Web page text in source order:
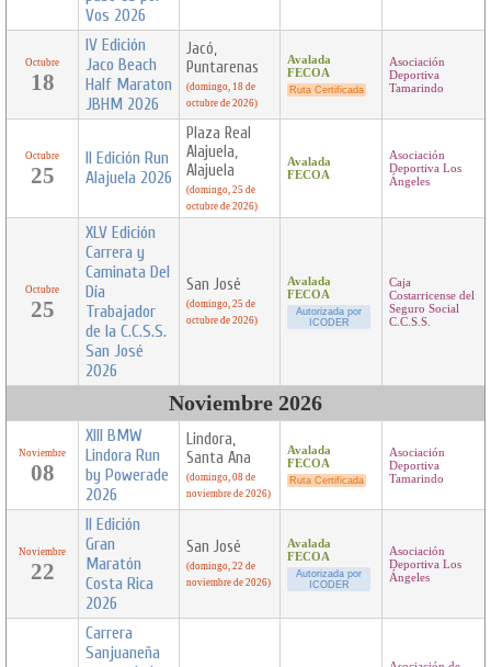
Vos 2026
Octubre
18
IV Edición
Jaco Beach
Half Maraton
JBHM 2026
Jacó,
Puntarenas
(domingo, 18 de
octubre de 2026)
Avalada
FECOA
Ruta Certificada
Asociación
Deportiva
Tamarindo
Octubre
25
II Edición Run
Alajuela 2026
Plaza Real
Alajuela,
Alajuela
(domingo, 25 de
octubre de 2026)
Avalada
FECOA
Asociación
Deportiva Los
Ángeles
Octubre
25
XLV Edición
Carrera y
Caminata Del
Día
Trabajador
de la C.C.S.S.
San José
2026
San José
(domingo, 25 de
octubre de 2026)
Avalada
FECOA
Autorizada por
ICODER
Caja
Costarricense del
Seguro Social
C.C.S.S.
Noviembre 2026
Noviembre
08
XIII BMW
Lindora Run
by Powerade
2026
Lindora,
Santa Ana
(domingo, 08 de
noviembre de 2026)
Avalada
FECOA
Ruta Certificada
Asociación
Deportiva
Tamarindo
Noviembre
22
II Edición
Gran
Maratón
Costa Rica
2026
San José
(domingo, 22 de
noviembre de 2026)
Avalada
FECOA
Autorizada por
ICODER
Asociación
Deportiva Los
Ángeles
Carrera
Sanjuaneña